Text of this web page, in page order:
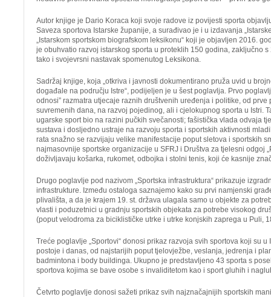
Autor knjige je Dario Koraca koji svoje radove iz povijesti sporta
Saveza sportova Istarske županije, a surađivao je i u izdavanja
„Istarskom sportskom biografskom leksikonu“ koji je objavljen 2016.
je obuhvatio razvoj istarskog sporta u proteklih 150 godina, zaključno
tako i svojevrsni nastavak spomenutog Leksikona.
Sadržaj knjige, koja „otkriva i javnosti dokumentirano pruža uvid u
događale na području Istre“, podijeljen je u šest poglavlja. Prvo
odnosi” razmatra utjecaje raznih društvenih uređenja i politike, od prve
suvremenih dana, na razvoj pojedinog, ali i cjelokupnog sporta u Istri.
ugarske sport bio na razini pučkih svečanosti; fašistička vlada odvaja
sustava i dosljedno ustraje na razvoju sporta i sportskih aktivnosti
rata snažno se razvijaju velike manifestacije poput sletova i sportskih
najmasovnije sportske organizacije u SFRJ i Društva za tjelesni odgoj
doživljavaju košarka, rukomet, odbojka i stolni tenis, koji će kasnije
Drugo poglavlje pod nazivom „Sportska infrastruktura“ prikazuje
infrastrukture. Između ostaloga saznajemo kako su prvi namjenski
plivališta, a da je krajem 19. st. država ulagala samo u objekte za
vlasti i poduzetnici u gradnju sportskih objekata za potrebe visokog
(poput velodroma za biciklističke utrke i utrke konjskih zaprega u Puli,
Treće poglavlje „Sportovi“ donosi prikaz razvoja svih sportova koji su
postoje i danas, od najstarijih poput tjelovježbe, veslanja, jedrenja i
badmintona i body buildinga. Ukupno je predstavljeno 43 sporta s
sportova kojima se bave osobe s invaliditetom kao i sport gluhih i
Četvrto poglavlje donosi sažeti prikaz svih najznačajnijih sportskih